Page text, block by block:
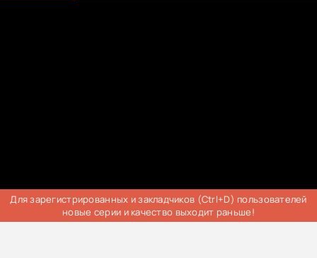
Для зарегистрированных и закладчиков (Ctrl+D) пользователей
новые серии и качество выходит раньше!